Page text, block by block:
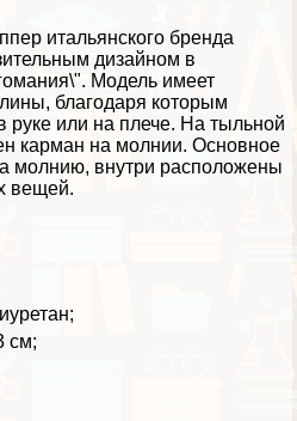
итальянского бренда
дизайном в
Модель имеет
благодаря которым
руке или на плече. На тыльной
карман на молнии. Основное
молнию, внутри расположены
вещей.
см;